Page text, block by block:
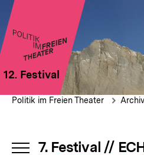
Direkt
zum
Seiteninhalt
springen
12. Festival
Programm
Brotkrümelnavigation
Politik im Freien Theater Archiv
7. Festival //